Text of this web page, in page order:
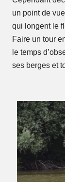
un point de
qui longent le
Faire un tour
le temps
ses berges et